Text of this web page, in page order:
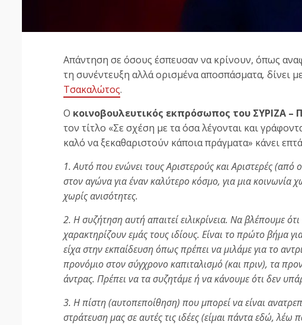
Απάντηση σε όσους έσπευσαν να κρίνουν, όπως
τη συνέντευξη αλλά ορισμένα αποσπάσματα, δίνει
Τσακαλώτος.
Ο κοινοβουλευτικός εκπρόσωπος του ΣΥΡΙΖΑ –
τον τίτλο «Σε σχέση με τα όσα λέγονται και
καλό να ξεκαθαριστούν κάποια πράγματα» κάνει
1. Αυτό που ενώνει τους Αριστερούς και Αριστερές (από
στον αγώνα για έναν καλύτερο κόσμο, για μια κοινωνία
χωρίς ανισότητες.
2. Η συζήτηση αυτή απαιτεί ειλικρίνεια. Να βλέπουμε
χαρακτηρίζουν εμάς τους ιδίους. Είναι το πρώτο βήμα
είχα στην εκπαίδευση όπως πρέπει να μιλάμε για το
προνόμιο στον σύγχρονο καπιταλισμό (και πριν), τα
άντρας. Πρέπει να τα συζητάμε ή να κάνουμε ότι δεν
3. Η πίστη (αυτοπεποίθηση) που μπορεί να είναι
στράτευση μας σε αυτές τις ιδέες (είμαι πάντα εδώ, λέω